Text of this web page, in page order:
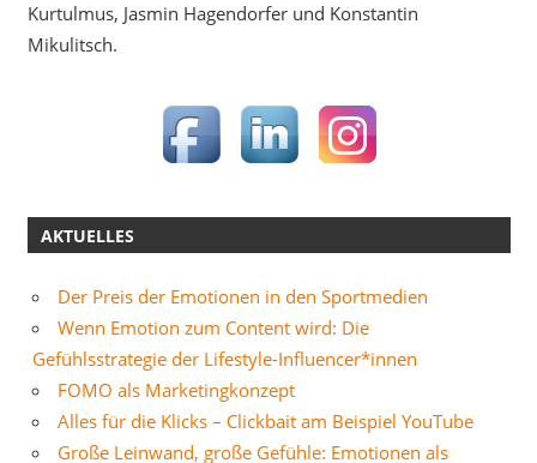
Kurtulmus, Jasmin Hagendorfer und Konstantin
Mikulitsch.
AKTUELLES
Der Preis der Emotionen in den Sportmedien
Wenn Emotion zum Content wird: Die
Gefühlsstrategie der Lifestyle-Influencer*innen
FOMO als Marketingkonzept
Alles für die Klicks – Clickbait am Beispiel YouTube
Große Leinwand, große Gefühle: Emotionen als